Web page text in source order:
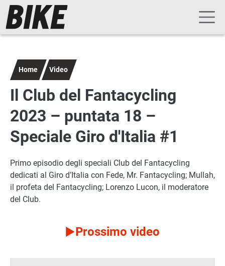
Salta al contenuto principale
Navigazione principale
Home Video
Il Club del Fantacycling
2023 – puntata 18 –
Speciale Giro d'Italia #1
Primo episodio degli speciali Club del Fantacycling
dedicati al Giro d’Italia con Fede, Mr. Fantacycling; Mullah,
il profeta del Fantacycling; Lorenzo Lucon, il moderatore
del Club.
Prossimo video